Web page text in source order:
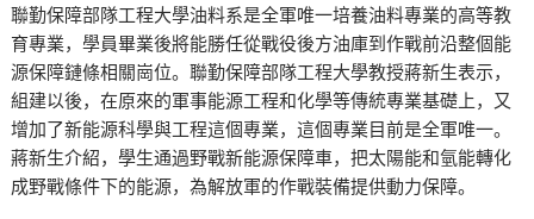
聯勤保障部隊工程大學油料系是全軍唯一培養油料專業的高等教
育專業，學員畢業後將能勝任從戰役後方油庫到作戰前沿整個能
源保障鏈條相關崗位。聯勤保障部隊工程大學教授蔣新生表示，
組建以後，在原來的軍事能源工程和化學等傳統專業基礎上，又
增加了新能源科學與工程這個專業，這個專業目前是全軍唯一。
蔣新生介紹，學生通過野戰新能源保障車，把太陽能和氫能轉化
成野戰條件下的能源，為解放軍的作戰裝備提供動力保障。